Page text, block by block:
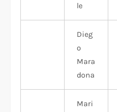
le
Dieg
o
Mara
dona
Mari